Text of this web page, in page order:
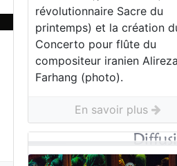
révolutionnaire Sacre du
printemps) et la création
Concerto pour flûte du
compositeur iranien Alireza
Farhang (photo).
En savoir plus